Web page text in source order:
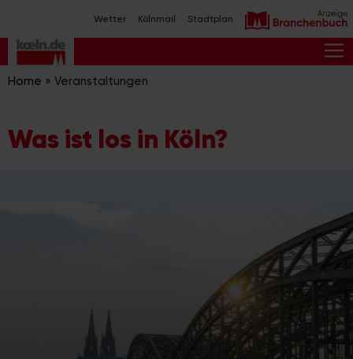
Inhalt
springen
Wetter Kölnmail Stadtplan
Home » Veranstaltungen
Was ist los in Köln?